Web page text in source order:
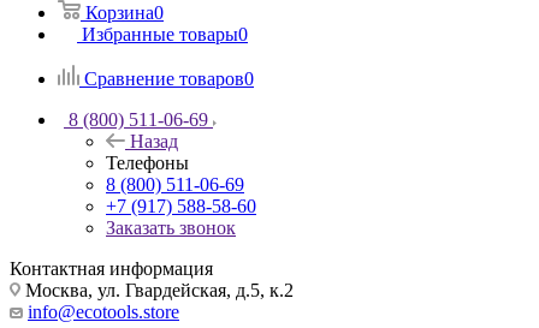
Корзина0
Избранные товары0
Сравнение товаров0
8 (800) 511-06-69
Назад
Телефоны
8 (800) 511-06-69
+7 (917) 588-58-60
Заказать звонок
Контактная информация
Москва, ул. Гвардейская, д.5, к.2
info@ecotools.store